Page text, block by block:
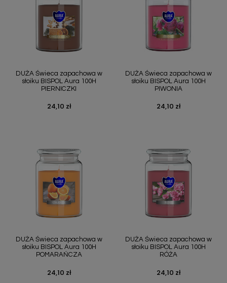
DUŻA Świeca zapachowa w
słoiku BISPOL Aura 100H
PIERNICZKI
Cena
24,10 zł
DUŻA Świeca zapachowa w
słoiku BISPOL Aura 100H
PIWONIA
Cena
24,10 zł
DUŻA Świeca zapachowa w
słoiku BISPOL Aura 100H
POMARAŃCZA
Cena
24,10 zł
DUŻA Świeca zapachowa w
słoiku BISPOL Aura 100H
RÓŻA
Cena
24,10 zł